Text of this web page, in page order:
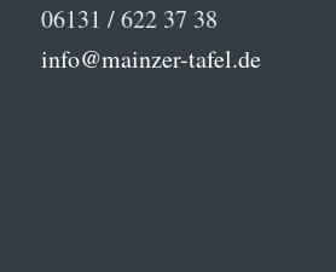
06131 / 622 37 38
info@mainzer-tafel.de